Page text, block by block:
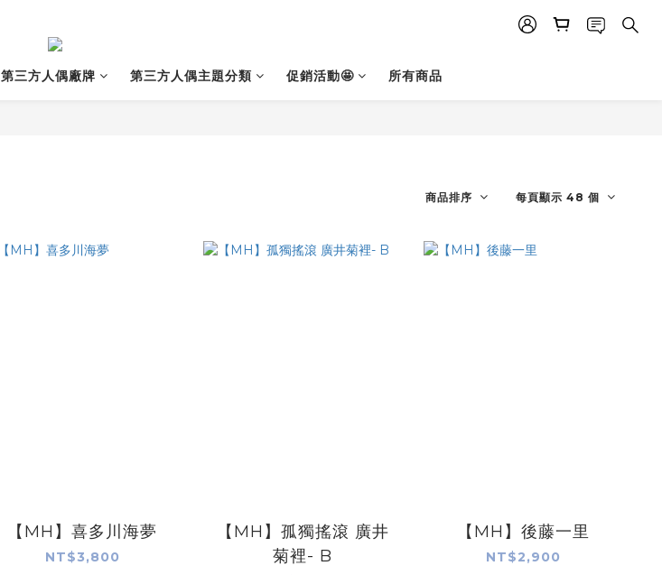
第三方人偶廠牌 第三方人偶主題分類 促銷活動🤩 所有商品
商品排序 每頁顯示 48 個
【MH】喜多川海夢
NT$3,800
【MH】孤獨搖滾 廣井
菊裡- B
【MH】後藤一里
NT$2,900